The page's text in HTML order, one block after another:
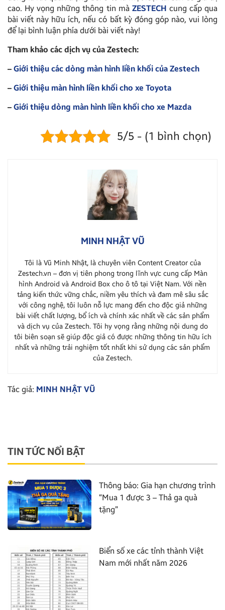
cao. Hy vọng những thông tin mà ZESTECH cung cấp qua
bài viết này hữu ích, nếu có bất kỳ đóng góp nào, vui lòng
để lại bình luận phía dưới bài viết này!
Tham khảo các dịch vụ của Zestech:
– Giới thiệu các dòng màn hình liền khối của Zestech
– Giới thiệu màn hình liền khối cho xe Toyota
– Giới thiệu dòng màn hình liền khối cho xe Mazda
5/5 - (1 bình chọn)
MINH NHẬT VŨ
Tôi là Vũ Minh Nhật, là chuyên viên Content Creator của
Zestech.vn – đơn vị tiên phong trong lĩnh vực cung cấp Màn
hình Android và Android Box cho ô tô tại Việt Nam. Với nền
tảng kiến thức vững chắc, niềm yêu thích và đam mê sâu sắc
với công nghệ, tôi luôn nỗ lực mang đến cho độc giả những
bài viết chất lượng, bổ ích và chính xác nhất về các sản phẩm
và dịch vụ của Zestech. Tôi hy vọng rằng những nội dung do
tôi biên soạn sẽ giúp độc giả có được những thông tin hữu ích
nhất và những trải nghiệm tốt nhất khi sử dụng các sản phẩm
của Zestech.
Tác giả: MINH NHẬT VŨ
TIN TỨC NỔI BẬT
Thông báo: Gia hạn chương trình
“Mua 1 được 3 – Thả ga quà
tặng”
Biển số xe các tỉnh thành Việt
Nam mới nhất năm 2026